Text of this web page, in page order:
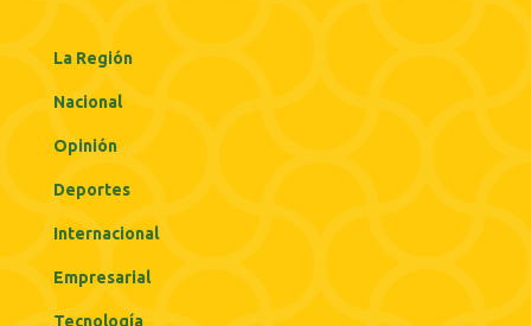
La Región
Nacional
Opinión
Deportes
Internacional
Empresarial
Tecnología